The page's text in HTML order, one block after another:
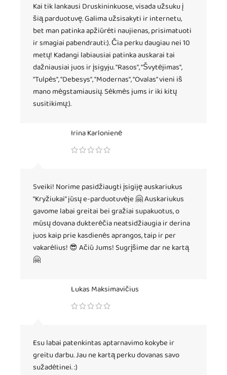
Kai tik lankausi Druskininkuose, visada užsuku į
šią parduotuvę. Galima užsisakyti ir internetu,
bet man patinka apžiūrėti naujienas, prisimatuoti
ir smagiai pabendrauti:). Čia perku daugiau nei 10
metų! Kadangi labiausiai patinka auskarai tai
dažniausiai juos ir įsigyju. "Rasos", "Švytėjimas",
"Tulpės", "Debesys", "Modernas", "Ovalas" vieni iš
mano mėgstamiausių. Sėkmės jums ir iki kitų
susitikimų:).
Irina Karlonienė
Sveiki! Norime pasidžiaugti įsigiję auskariukus
“Kryžiukai” jūsų e-parduotuvėje 🤗 Auskariukus
gavome labai greitai bei gražiai supakuotus, o
mūsų dovana dukterėčia neatsidžiaugia ir derina
juos kaip prie kasdienės aprangos, taip ir per
vakarėlius! 😎 Ačiū Jums! Sugrįšime dar ne kartą
🤗
Lukas Maksimavičius
Esu labai patenkintas aptarnavimo kokybe ir
greitu darbu. Jau ne kartą perku dovanas savo
sužadėtinei. :)